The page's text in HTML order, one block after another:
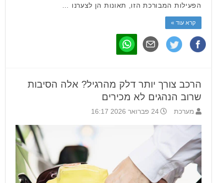
הפעילות המבורכת הזו, תאונות הן לצערנו …
קרא עוד »
הרכב צורך יותר דלק מהרגיל? אלה הסיבות
שרוב הנהגים לא מכירים
מערכת 24 פברואר 2026 16:17